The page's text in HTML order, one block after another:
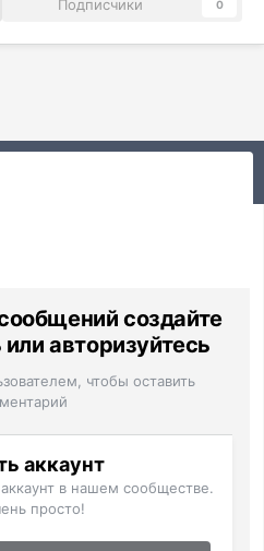
Подписчики 0
создайте
авторизуйтесь
чтобы оставить
аккаунт
в нашем сообществе.
просто!